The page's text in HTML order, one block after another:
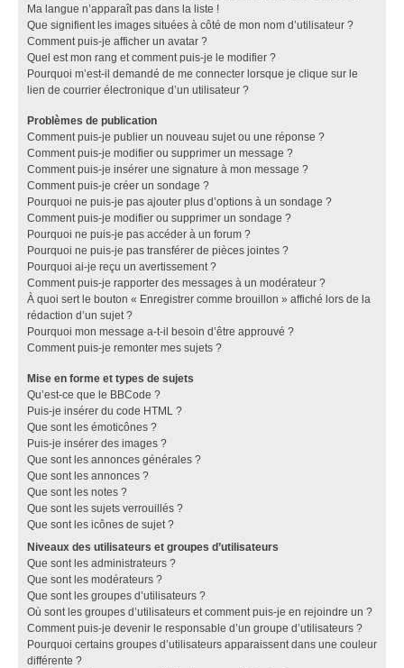
Ma langue n’apparaît pas dans la liste !
Que signifient les images situées à côté de mon nom d’utilisateur ?
Comment puis-je afficher un avatar ?
Quel est mon rang et comment puis-je le modifier ?
Pourquoi m’est-il demandé de me connecter lorsque je clique sur le
lien de courrier électronique d’un utilisateur ?
Problèmes de publication
Comment puis-je publier un nouveau sujet ou une réponse ?
Comment puis-je modifier ou supprimer un message ?
Comment puis-je insérer une signature à mon message ?
Comment puis-je créer un sondage ?
Pourquoi ne puis-je pas ajouter plus d’options à un sondage ?
Comment puis-je modifier ou supprimer un sondage ?
Pourquoi ne puis-je pas accéder à un forum ?
Pourquoi ne puis-je pas transférer de pièces jointes ?
Pourquoi ai-je reçu un avertissement ?
Comment puis-je rapporter des messages à un modérateur ?
À quoi sert le bouton « Enregistrer comme brouillon » affiché lors de la
rédaction d’un sujet ?
Pourquoi mon message a-t-il besoin d’être approuvé ?
Comment puis-je remonter mes sujets ?
Mise en forme et types de sujets
Qu’est-ce que le BBCode ?
Puis-je insérer du code HTML ?
Que sont les émoticônes ?
Puis-je insérer des images ?
Que sont les annonces générales ?
Que sont les annonces ?
Que sont les notes ?
Que sont les sujets verrouillés ?
Que sont les icônes de sujet ?
Niveaux des utilisateurs et groupes d’utilisateurs
Que sont les administrateurs ?
Que sont les modérateurs ?
Que sont les groupes d’utilisateurs ?
Où sont les groupes d’utilisateurs et comment puis-je en rejoindre un ?
Comment puis-je devenir le responsable d’un groupe d’utilisateurs ?
Pourquoi certains groupes d’utilisateurs apparaissent dans une couleur
différente ?